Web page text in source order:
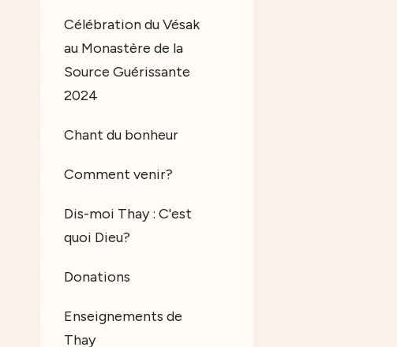
Célébration du Vésak
au Monastère de la
Source Guérissante
2024
Chant du bonheur
Comment venir?
Dis-moi Thay : C'est
quoi Dieu?
Donations
Enseignements de
Thay